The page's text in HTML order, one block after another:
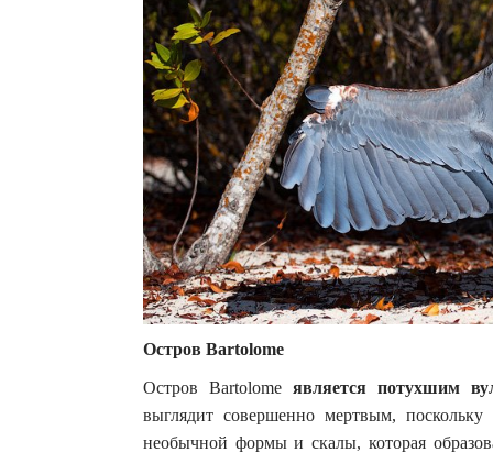
Остров Bartolome
Остров Bartolome является потухшим
выглядит совершенно мертвым,
необычной формы и скалы, которая